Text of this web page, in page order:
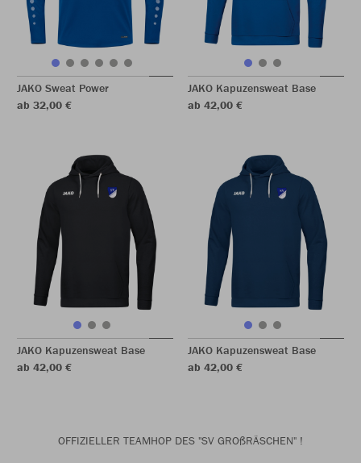
JAKO Sweat Power
ab 32,00 €
JAKO Kapuzensweat Base
ab 42,00 €
JAKO Kapuzensweat Base
ab 42,00 €
JAKO Kapuzensweat Base
ab 42,00 €
OFFIZIELLER TEAMHOP DES "SV GROßRÄSCHEN" !